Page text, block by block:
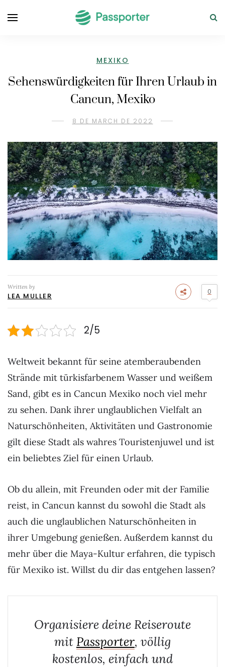
MEXIKO
Sehenswürdigkeiten für Ihren Urlaub in
Cancun, Mexiko
8 DE MARCH DE 2022
Written by
LEA MULLER 0
2/5
Weltweit bekannt für seine atemberaubenden
Strände mit türkisfarbenem Wasser und weißem
Sand, gibt es in Cancun Mexiko noch viel mehr
zu sehen. Dank ihrer unglaublichen Vielfalt an
Naturschönheiten, Aktivitäten und Gastronomie
gilt diese Stadt als wahres Touristenjuwel und ist
ein beliebtes Ziel für einen Urlaub.
Ob du allein, mit Freunden oder mit der Familie
reist, in Cancun kannst du sowohl die Stadt als
auch die unglaublichen Naturschönheiten in
ihrer Umgebung genießen. Außerdem kannst du
mehr über die Maya-Kultur erfahren, die typisch
für Mexiko ist. Willst du dir das entgehen lassen?
Organisiere deine Reiseroute
mit Passporter, völlig
kostenlos, einfach und